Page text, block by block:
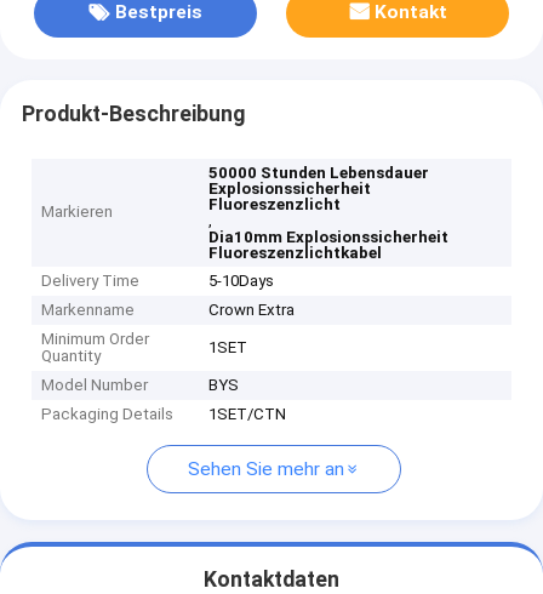
Bestpreis Kontakt
Produkt-Beschreibung
Markieren
50000 Stunden Lebensdauer
Explosionssicherheit
Fluoreszenzlicht
,
Dia10mm Explosionssicherheit
Fluoreszenzlichtkabel
Delivery Time
5-10Days
Markenname
Crown Extra
Minimum Order
Quantity
1SET
Model Number
BYS
Packaging Details
1SET/CTN
Sehen Sie mehr an
Kontaktdaten